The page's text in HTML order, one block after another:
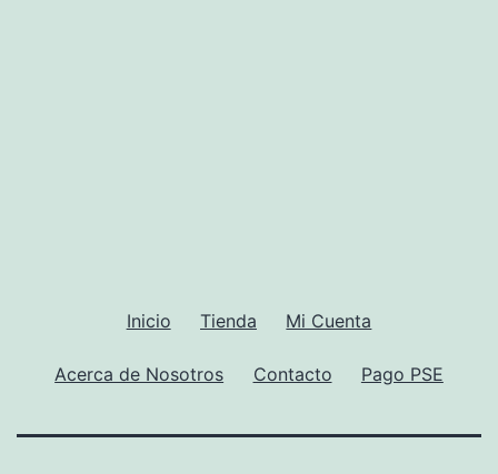
Inicio Tienda Mi Cuenta
Acerca de Nosotros Contacto Pago PSE